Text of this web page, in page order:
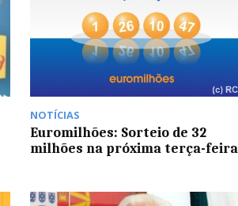
NOTÍCIAS
Euromilhões: Sorteio de 32
milhões na próxima terça-feira